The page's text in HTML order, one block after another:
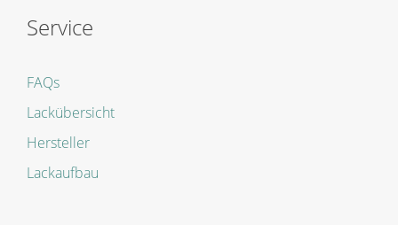
Service
FAQs
Lackübersicht
Hersteller
Lackaufbau